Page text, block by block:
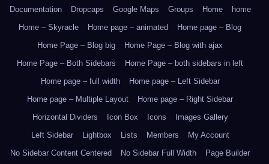
Documentation
Dropcaps Google Maps Groups Home
home
Home – Skyracle
Home page – animated
Home page – Blog
Home Page – Blog big
Home Page – Blog with ajax
Home Page – Both Sidebars
Home Page – both sidebars in left
Home page – full width
Home page – Left Sidebar
Home page – Multiple Layout
Home page – Right Sidebar
Horizontal Dividers
Icon Box Icons
Images Gallery
Left Sidebar
Lightbox Lists Members
My Account
No Sidebar Content Centered
No Sidebar Full Width Page Builder